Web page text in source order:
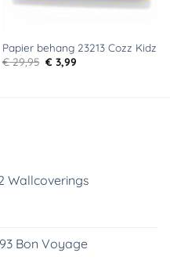
Papier behang 23213 Cozz Kidz
€29,95 Oorspronkelijke
prijs
€ 3,99Huidige
Wallcoverings
Bon Voyage